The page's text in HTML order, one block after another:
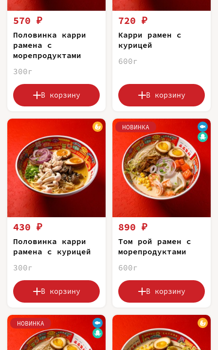
570 ₽
Половинка карри
рамена с
морепродуктами
300г
В корзину
720 ₽
Карри рамен с
курицей
600г
В корзину
430 ₽
Половинка карри
рамена с курицей
300г
В корзину
НОВИНКА
890 ₽
Том рой рамен с
морепродуктами
600г
В корзину
НОВИНКА